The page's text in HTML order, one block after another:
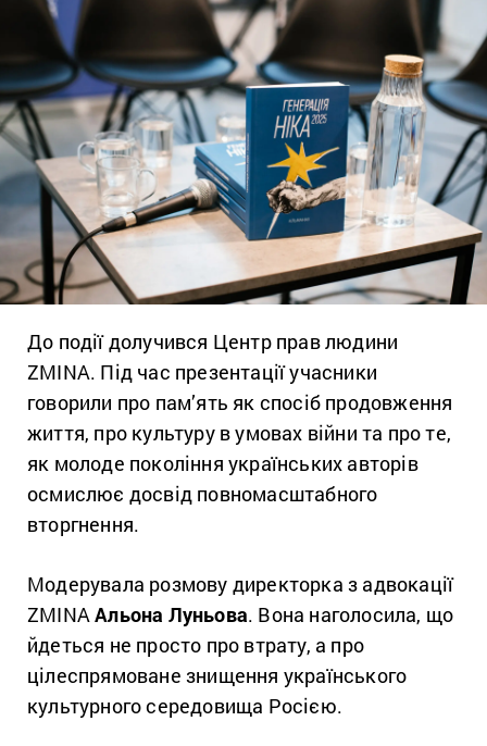
До події долучився Центр прав людини
ZMINA. Під час презентації учасники
говорили про пам’ять як спосіб продовження
життя, про культуру в умовах війни та про те,
як молоде покоління українських авторів
осмислює досвід повномасштабного
вторгнення.
Модерувала розмову директорка з адвокації
ZMINAАльона Луньова. Вона наголосила, що
йдеться не просто про втрату, а про
цілеспрямоване знищення українського
культурного середовища Росією.